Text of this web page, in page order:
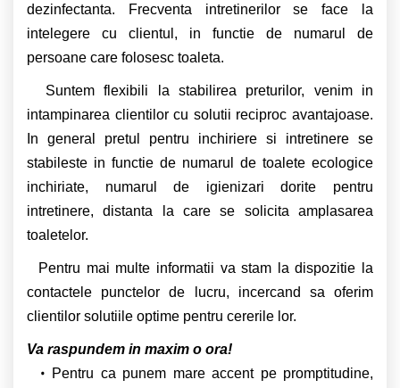
dezinfectanta. Frecventa intretinerilor se face la
intelegere cu clientul, in functie de numarul de
persoane care folosesc toaleta.
Suntem flexibili la stabilirea preturilor, venim in
intampinarea clientilor cu solutii reciproc avantajoase.
In general pretul pentru inchiriere si intretinere se
stabileste in functie de numarul de toalete ecologice
inchiriate, numarul de igienizari dorite pentru
intretinere, distanta la care se solicita amplasarea
toaletelor.
Pentru mai multe informatii va stam la dispozitie la
contactele punctelor de lucru, incercand sa oferim
clientilor solutiile optime pentru cererile lor.
Va raspundem in maxim o ora!
Pentru ca punem mare accent pe promptitudine,